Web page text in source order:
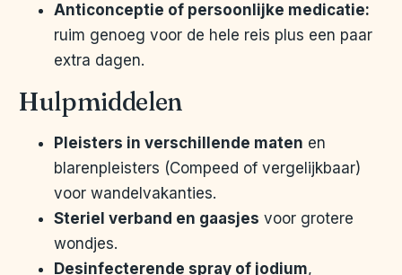
Anticonceptie of persoonlijke medicatie:
ruim genoeg voor de hele reis plus een paar
extra dagen.
Hulpmiddelen
Pleisters in verschillende maten en
blarenpleisters (Compeed of vergelijkbaar)
voor wandelvakanties.
Steriel verband en gaasjes voor grotere
wondjes.
Desinfecterende spray of jodium,